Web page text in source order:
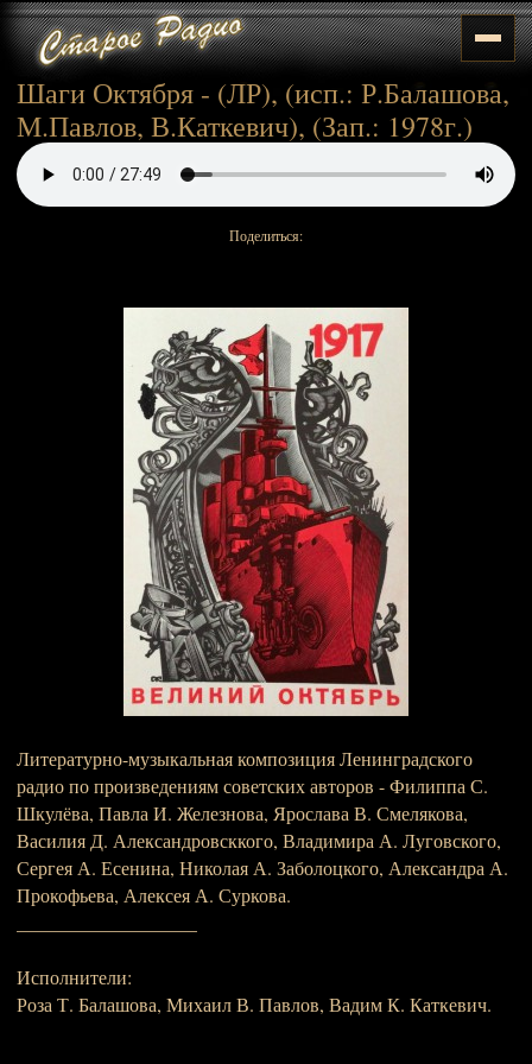
Шаги Октября - (ЛР), (исп.: Р.Балашова,
М.Павлов, В.Каткевич), (Зап.: 1978г.)
Поделиться:
Литературно-музыкальная композиция Ленинградского
радио по произведениям советских авторов - Филиппа С.
Шкулёва, Павла И. Железнова, Ярослава В. Смелякова,
Василия Д. Александровсккого, Владимира А. Луговского,
Сергея А. Есенина, Николая А. Заболоцкого, Александра А.
Прокофьева, Алексея А. Суркова.
Исполнители:
Роза Т. Балашова, Михаил В. Павлов, Вадим К. Каткевич.